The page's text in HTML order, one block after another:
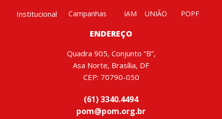
Institucional Campanhas IAM UNIÃO POPF
ENDEREÇO
Quadra 905, Conjunto “B”,
Asa Norte, Brasília, DF
CEP: 70790-050
(61) 3340.4494
pom@pom.org.br